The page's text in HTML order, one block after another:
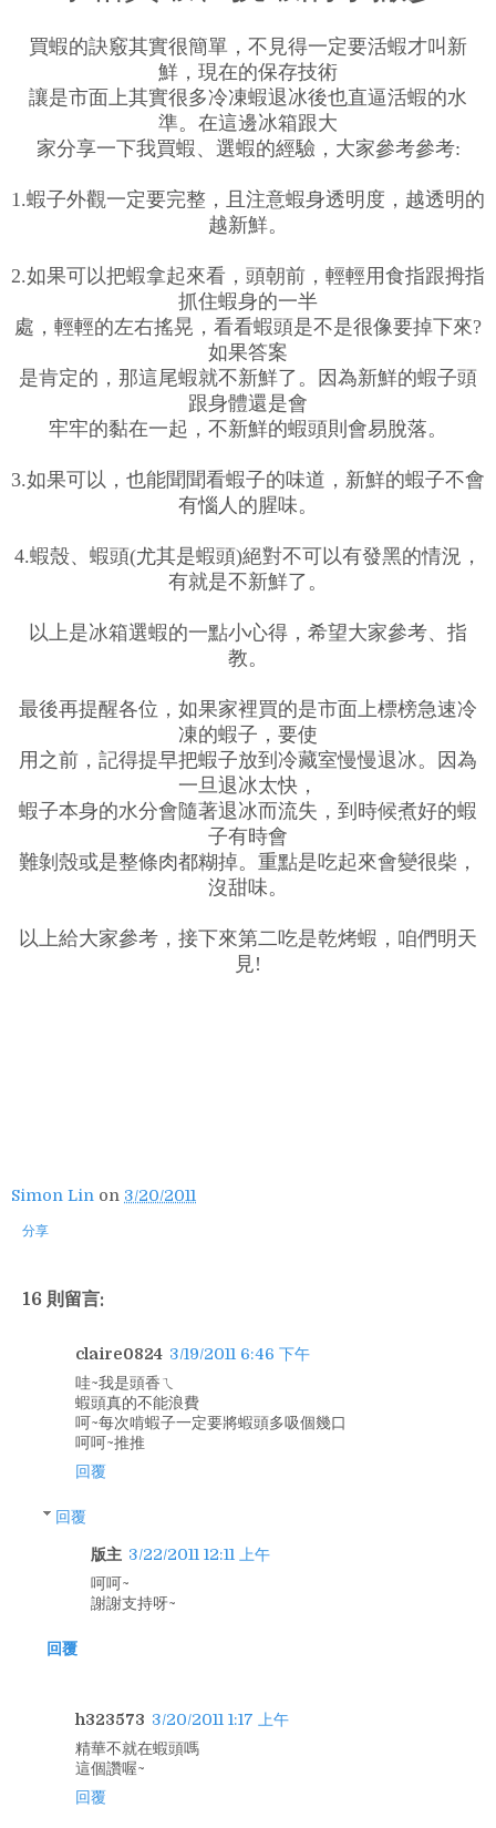
買蝦的訣竅其實很簡單，不見得一定要活蝦才叫新
鮮，現在的保存技術
讓是市面上其實很多冷凍蝦退冰後也直逼活蝦的水
準。在這邊冰箱跟大
家分享一下我買蝦、選蝦的經驗，大家參考參考:
1.蝦子外觀一定要完整，且注意蝦身透明度，越透明的
越新鮮。
2.如果可以把蝦拿起來看，頭朝前，輕輕用食指跟拇指
抓住蝦身的一半
處，輕輕的左右搖晃，看看蝦頭是不是很像要掉下來?
如果答案
是肯定的，那這尾蝦就不新鮮了。因為新鮮的蝦子頭
跟身體還是會
牢牢的黏在一起，不新鮮的蝦頭則會易脫落。
3.如果可以，也能聞聞看蝦子的味道，新鮮的蝦子不會
有惱人的腥味。
4.蝦殼、蝦頭(尤其是蝦頭)絕對不可以有發黑的情況，
有就是不新鮮了。
以上是冰箱選蝦的一點小心得，希望大家參考、指
教。
最後再提醒各位，如果家裡買的是市面上標榜急速冷
凍的蝦子，要使
用之前，記得提早把蝦子放到冷藏室慢慢退冰。因為
一旦退冰太快，
蝦子本身的水分會隨著退冰而流失，到時候煮好的蝦
子有時會
難剝殼或是整條肉都糊掉。重點是吃起來會變很柴，
沒甜味。
以上給大家參考，接下來第二吃是乾烤蝦，咱們明天
見!
Simon Lin on 3/20/2011
分享
16 則留言:
claire0824 3/19/2011 6:46 下午
哇~我是頭香ㄟ
蝦頭真的不能浪費
呵~每次啃蝦子一定要將蝦頭多吸個幾口
呵呵~推推
回覆
回覆
版主 3/22/2011 12:11 上午
呵呵~
謝謝支持呀~
回覆
h323573 3/20/2011 1:17 上午
精華不就在蝦頭嗎
這個讚喔~
回覆